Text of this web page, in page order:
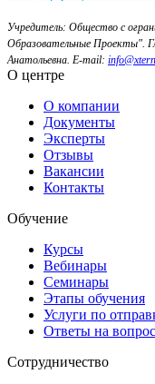
Учредитель: Общество с
Образовательные Проекты".
Анатольевна. E-mail:
О центре
О компании
Документы
Эксперты
Отзывы
Вакансии
Контакты
Обучение
Курсы
Вебинары
Семинары
Этапы обучения
Услуги по
Ответы на
Сотрудничество